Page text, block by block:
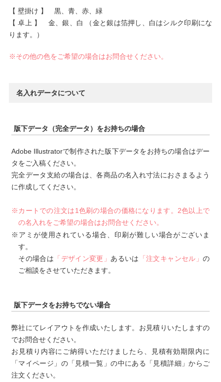
【 壁掛け 】 黒、青、赤、緑
【 卓上 】 金、銀、白 （金と銀は箔押し、白はシルク印刷にな
ります。）
※その他の色をご希望の場合はお問合せください。
名入れデータについて
版下データ（完全データ）をお持ちの場合
Adobe Illustratorで制作された版下データをお持ちの場合はデー
タをご入稿ください。
完全データ支給の場合は、各商品の名入れ寸法におさまるよう
に作成してください。
※カートでの注文は1色刷の場合の価格になります。2色以上で
の名入れをご希望の場合はお問合せください。
※アミが使用されている場合、印刷が難しい場合がございま
す。
その場合は 「デザイン変更」 あるいは 「注文キャンセル」の
ご相談をさせていただきます。
版下データをお持ちでない場合
弊社にてレイアウトを作成いたします。お見積りいたしますの
でお問合せください。
お見積り内容にご納得いただけましたら、見積有効期限内に
「マイページ」の「見積一覧」の中にある「見積詳細」からご
注文ください。